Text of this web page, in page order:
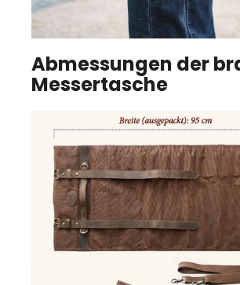
Abmessungen der
Messertasche